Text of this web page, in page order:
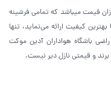
قیمت میباشد که تمامی فرشینه
کیفیت ارائه می‌نماید، تنها
باشگاه هواداران آدین موکت
و قیمتی نازل دیر نیست.